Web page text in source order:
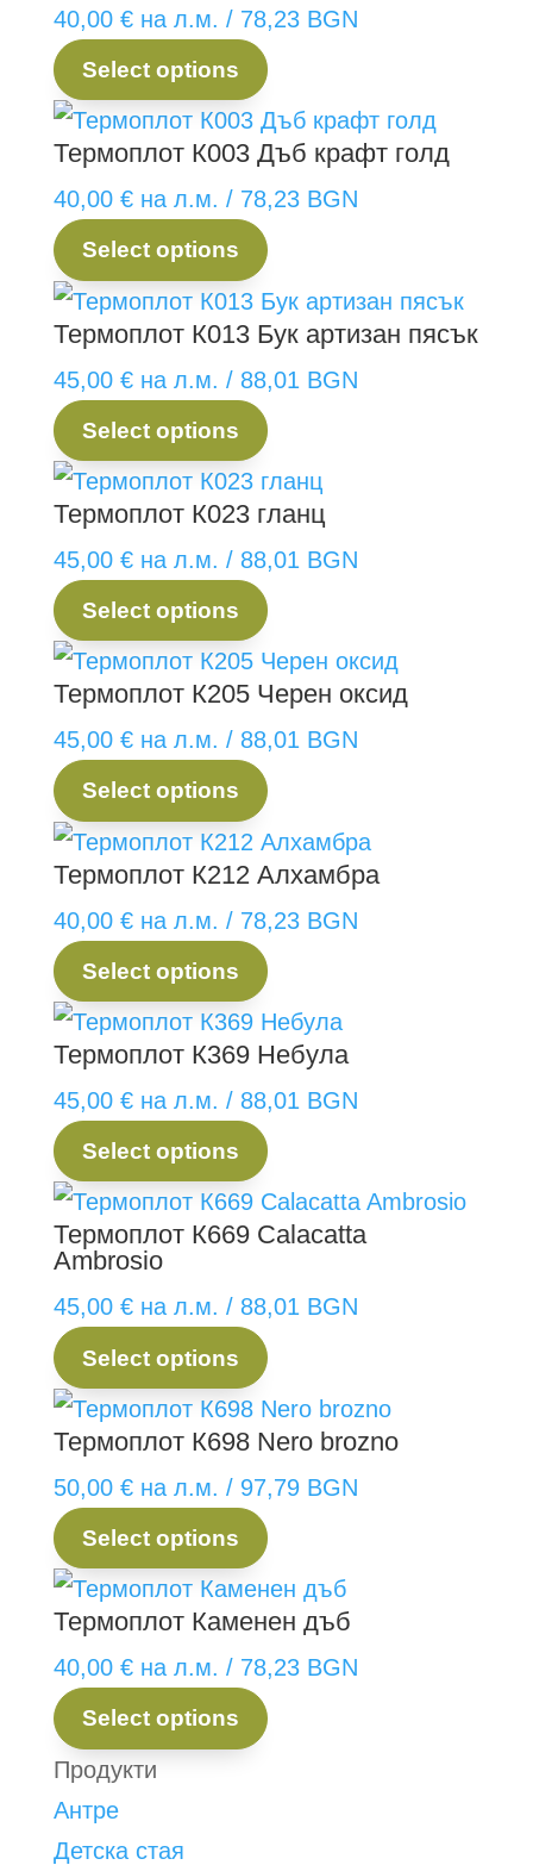
40,00 €на л.м. / 78,23 BGN
Select options
Термоплот К003 Дъб крафт голд
40,00 €на л.м. / 78,23 BGN
Select options
Термоплот К013 Бук артизан пясък
45,00 €на л.м. / 88,01 BGN
Select options
Термоплот К023 гланц
45,00 €на л.м. / 88,01 BGN
Select options
Термоплот К205 Черен оксид
45,00 €на л.м. / 88,01 BGN
Select options
Термоплот К212 Алхамбра
40,00 €на л.м. / 78,23 BGN
Select options
Термоплот К369 Небула
45,00 €на л.м. / 88,01 BGN
Select options
Термоплот К669 Calacatta
Ambrosio
45,00 €на л.м. / 88,01 BGN
Select options
Термоплот К698 Nero brozno
50,00 €на л.м. / 97,79 BGN
Select options
Термоплот Каменен дъб
40,00 €на л.м. / 78,23 BGN
Select options
Продукти
Антре
Детска стая